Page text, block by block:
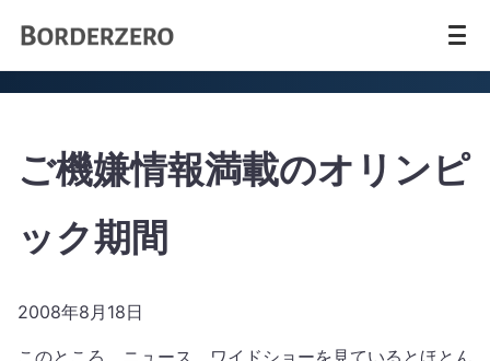
ご機嫌情報満載のオリンピ
ック期間
2008年8月18日
このところ、ニュース、ワイドショーを見ているとほとん